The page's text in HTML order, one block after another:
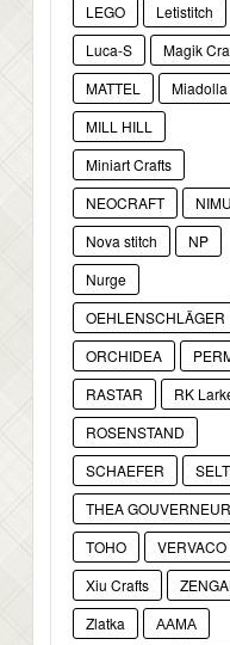
LEGO
Letistitch
Luca-S
Magik
MATTEL
Miadolla
MILL HILL
Miniart Crafts
NEOCRAFT
Nova stitch
NP
Nurge
OEHLENSCHLÄGER
ORCHIDEA
RASTAR
RK
ROSENSTAND
SCHAEFER
THEA GOUVERNEUR
TOHO
VERVACO
Xiu Crafts
Zlatka
ААМА